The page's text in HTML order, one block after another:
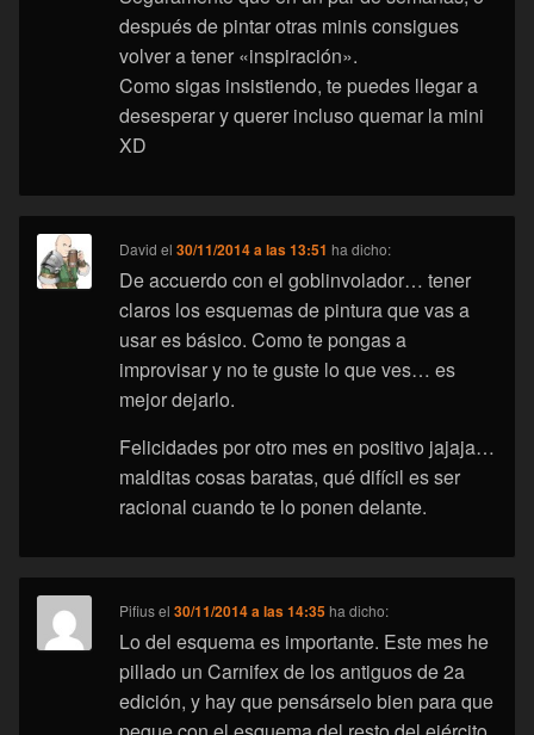
después de pintar otras minis consigues
volver a tener «inspiración».
Como sigas insistiendo, te puedes llegar a
desesperar y querer incluso quemar la mini
XD
David el30/11/2014 a las 13:51 ha dicho:
De accuerdo con el goblinvolador… tener
claros los esquemas de pintura que vas a
usar es básico. Como te pongas a
improvisar y no te guste lo que ves… es
mejor dejarlo.
Felicidades por otro mes en positivo jajaja…
malditas cosas baratas, qué difícil es ser
racional cuando te lo ponen delante.
Pifiusel30/11/2014 a las 14:35 ha dicho:
Lo del esquema es importante. Este mes he
pillado un Carnifex de los antiguos de 2a
edición, y hay que pensárselo bien para que